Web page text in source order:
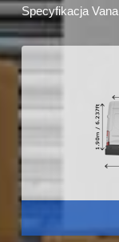
Specyfikacja Vana